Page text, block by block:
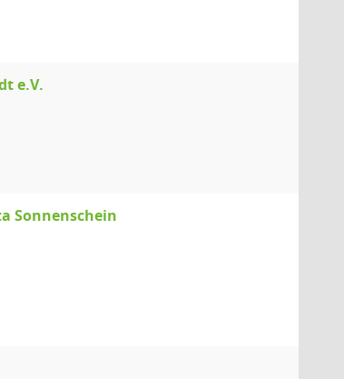
e.V.
Sonnenschein